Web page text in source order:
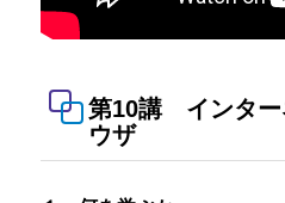
第10講 インター
ウザ